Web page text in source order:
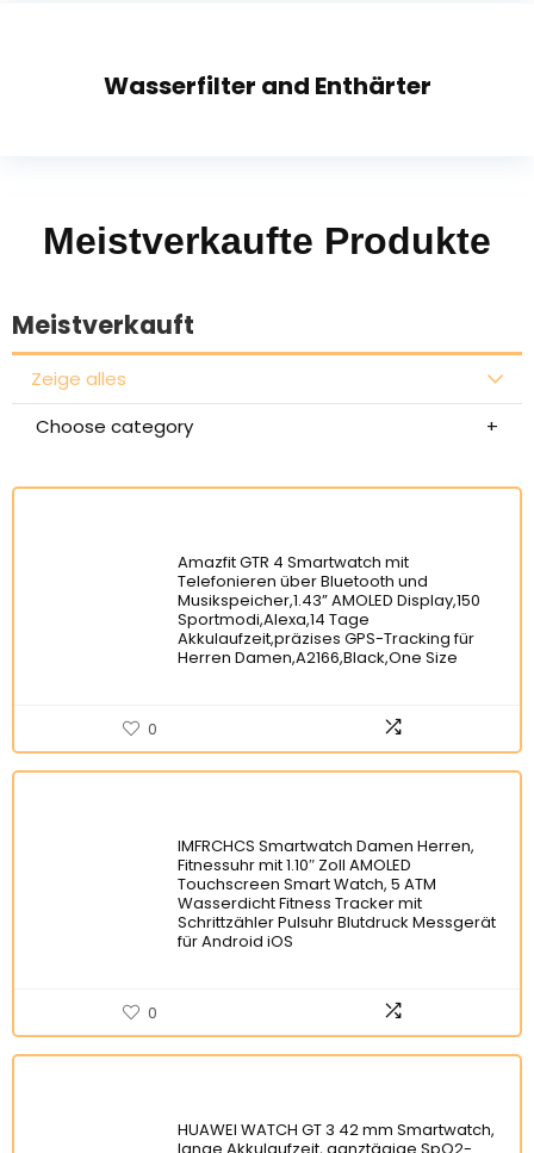
Wasserfilter and Enthärter
Meistverkaufte Produkte
Meistverkauft
Zeige alles
Choose category
Amazfit GTR 4 Smartwatch mit
Telefonieren über Bluetooth und
Musikspeicher,1.43” AMOLED Display,150
Sportmodi,Alexa,14 Tage
Akkulaufzeit,präzises GPS-Tracking für
Herren Damen,A2166,Black,One Size
0
‎IMFRCHCS Smartwatch Damen Herren,
Fitnessuhr mit 1.10″ Zoll AMOLED
Touchscreen Smart Watch, 5 ATM
Wasserdicht Fitness Tracker mit
Schrittzähler Pulsuhr Blutdruck Messgerät
für Android iOS
0
HUAWEI WATCH GT 3 42 mm Smartwatch,